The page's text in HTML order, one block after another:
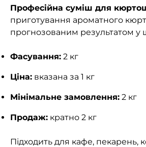
Професійна суміш для
приготування ароматного
прогнозованим результатом у
Фасування:2 кг
Ціна:вказана за 1 кг
Мінімальне замовлення:2 кг
Продаж:кратно 2 кг
Підходить для кафе, пекарень,